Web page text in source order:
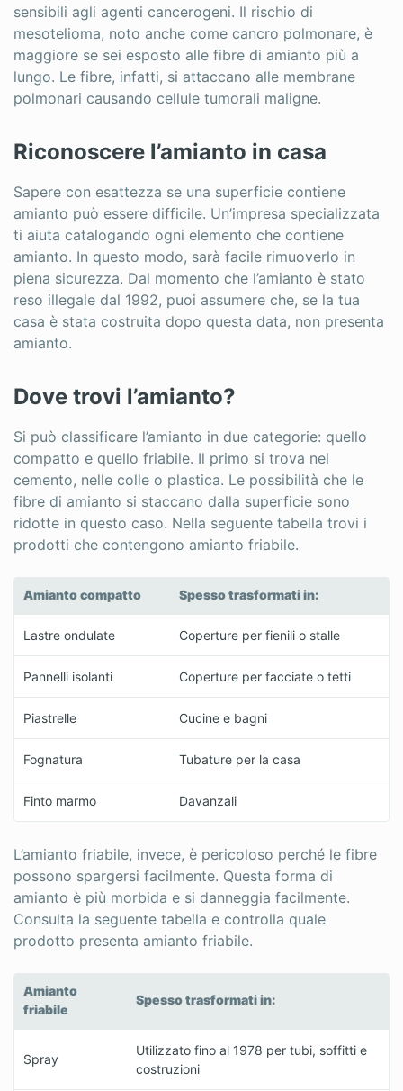
sensibili agli agenti cancerogeni. Il rischio di
mesotelioma, noto anche come cancro polmonare, è
maggiore se sei esposto alle fibre di amianto più a
lungo. Le fibre, infatti, si attaccano alle membrane
polmonari causando cellule tumorali maligne.
Riconoscere l’amianto in casa
Sapere con esattezza se una superficie contiene
amianto può essere difficile. Un’impresa specializzata
ti aiuta catalogando ogni elemento che contiene
amianto. In questo modo, sarà facile rimuoverlo in
piena sicurezza. Dal momento che l’amianto è stato
reso illegale dal 1992, puoi assumere che, se la tua
casa è stata costruita dopo questa data, non presenta
amianto.
Dove trovi l’amianto?
Si può classificare l’amianto in due categorie: quello
compatto e quello friabile. Il primo si trova nel
cemento, nelle colle o plastica. Le possibilità che le
fibre di amianto si staccano dalla superficie sono
ridotte in questo caso. Nella seguente tabella trovi i
prodotti che contengono amianto friabile.
Amianto compatto Spesso trasformati in:
Lastre ondulate Coperture per fienili o stalle
Pannelli isolanti Coperture per facciate o tetti
Piastrelle Cucine e bagni
Fognatura Tubature per la casa
Finto marmo Davanzali
L’amianto friabile, invece, è pericoloso perché le fibre
possono spargersi facilmente. Questa forma di
amianto è più morbida e si danneggia facilmente.
Consulta la seguente tabella e controlla quale
prodotto presenta amianto friabile.
Amianto
friabile
Spesso trasformati in:
Spray
Utilizzato fino al 1978 per tubi, soffitti e
costruzioni